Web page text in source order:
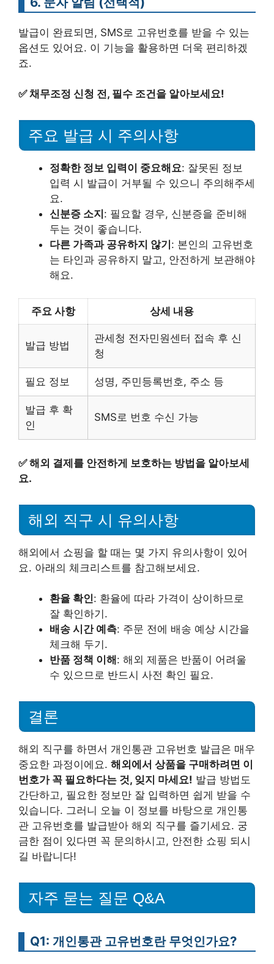
발급이 완료되면, SMS로 고유번호를 받을 수 있는
옵션도 있어요. 이 기능을 활용하면 더욱 편리하겠
죠.
✅채무조정 신청 전, 필수 조건을 알아보세요!
주요 발급 시 주의사항
정확한 정보 입력이 중요해요: 잘못된 정보
입력 시 발급이 거부될 수 있으니 주의해주세
요.
신분증 소지: 필요할 경우, 신분증을 준비해
두는 것이 좋습니다.
다른 가족과 공유하지 않기: 본인의 고유번호
는 타인과 공유하지 말고, 안전하게 보관해야
해요.
주요 사항 상세 내용
발급 방법
관세청 전자민원센터 접속 후 신
청
필요 정보 성명, 주민등록번호, 주소 등
발급 후 확
인
SMS로 번호 수신 가능
✅해외 결제를 안전하게 보호하는 방법을 알아보세
요.
해외 직구 시 유의사항
해외에서 쇼핑을 할 때는 몇 가지 유의사항이 있어
요. 아래의 체크리스트를 참고해보세요.
환율 확인: 환율에 따라 가격이 상이하므로
잘 확인하기.
배송 시간 예측: 주문 전에 배송 예상 시간을
체크해 두기.
반품 정책 이해 : 해외 제품은 반품이 어려울
수 있으므로 반드시 사전 확인 필요.
결론
해외 직구를 하면서 개인통관 고유번호 발급은 매우
중요한 과정이에요. 해외에서 상품을 구매하려면 이
번호가 꼭 필요하다는 것, 잊지 마세요! 발급 방법도
간단하고, 필요한 정보만 잘 입력하면 쉽게 받을 수
있습니다. 그러니 오늘 이 정보를 바탕으로 개인통
관 고유번호를 발급받아 해외 직구를 즐기세요. 궁
금한 점이 있다면 꼭 문의하시고, 안전한 쇼핑 되시
길 바랍니다!
자주 묻는 질문 Q&A
Q1: 개인통관 고유번호란 무엇인가요?